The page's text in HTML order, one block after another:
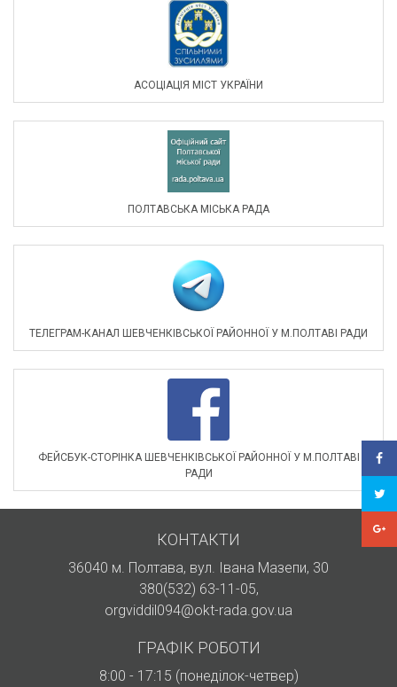
АСОЦIАЦIЯ МIСТ УКРАЇНИ
ПОЛТАВСЬКА МІСЬКА РАДА
ТЕЛЕГРАМ-КАНАЛ ШЕВЧЕНКІВСЬКОЇ РАЙОННОЇ У М.ПОЛТАВІ РАДИ
ФЕЙСБУК-СТОРІНКА ШЕВЧЕНКІВСЬКОЇ РАЙОННОЇ У М.ПОЛТАВІ
РАДИ
КОНТАКТИ
36040 м. Полтава, вул. Івана Мазепи, 30
380(532) 63-11-05,
orgviddil094@okt-rada.gov.ua
ГРАФІК РОБОТИ
8:00 - 17:15 (понеділок-четвер)